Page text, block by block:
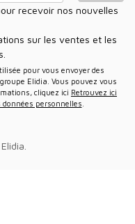
sur les ventes et les
Elidia. Vous pouvez vous
cliquez ici Retrouvez ici
personnelles